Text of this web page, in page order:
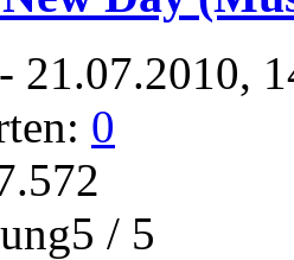
- 21.07.2010,
0
/ 5